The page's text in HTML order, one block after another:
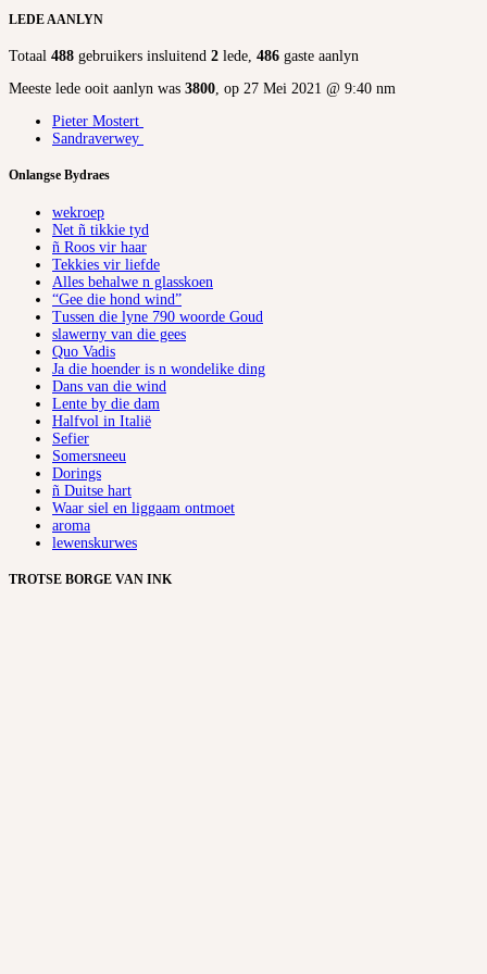
LEDE AANLYN
Totaal 488 gebruikers insluitend 2 lede, 486 gaste aanlyn
Meeste lede ooit aanlyn was 3800, op 27 Mei 2021 @ 9:40 nm
Pieter Mostert
Sandraverwey
Onlangse Bydraes
wekroep
Net ñ tikkie tyd
ñ Roos vir haar
Tekkies vir liefde
Alles behalwe n glasskoen
“Gee die hond wind”
Tussen die lyne 790 woorde Goud
slawerny van die gees
Quo Vadis
Ja die hoender is n wondelike ding
Dans van die wind
Lente by die dam
Halfvol in Italië
Sefier
Somersneeu
Dorings
ñ Duitse hart
Waar siel en liggaam ontmoet
aroma
lewenskurwes
TROTSE BORGE VAN INK